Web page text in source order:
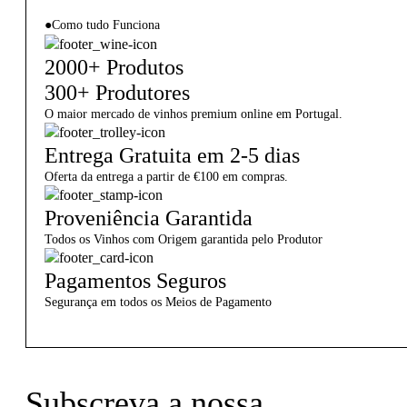
●Como tudo Funciona
2000+ Produtos
300+ Produtores
O maior mercado de vinhos premium online em Portugal.
Entrega Gratuita em 2-5 dias
Oferta da entrega a partir de €100 em compras.
Proveniência Garantida
Todos os Vinhos com Origem garantida pelo Produtor
Pagamentos Seguros
Segurança em todos os Meios de Pagamento